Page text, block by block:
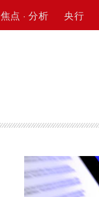
焦点 · 分析 央行